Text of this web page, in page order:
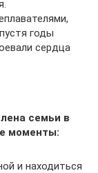
годы
сердца
семьи в
моменты:
и находиться